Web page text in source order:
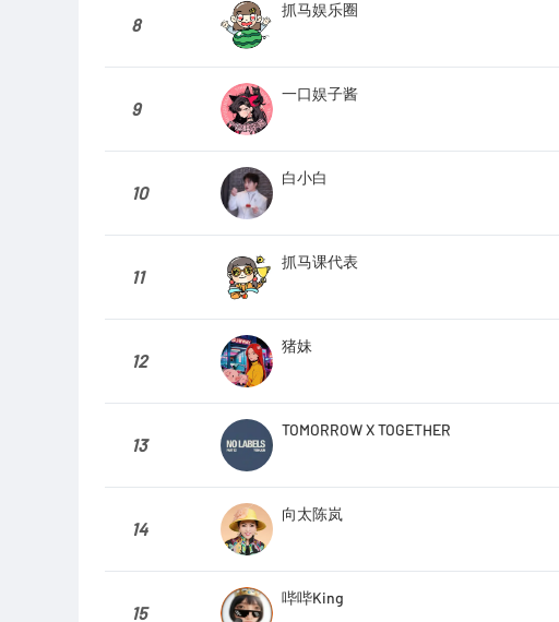
8
抓马娱乐圈
9
一口娱子酱
10
白小白
11
抓马课代表
12
猪妹
13
TOMORROW X TOGETHER
14
向太陈岚
15
哔哔King